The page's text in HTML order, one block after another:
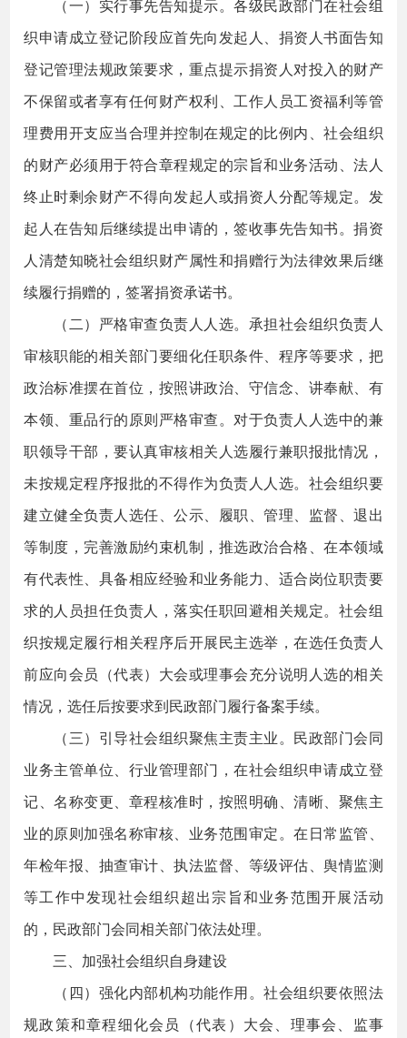
（一）实行事先告知提示。各级民政部门在社会组
织申请成立登记阶段应首先向发起人、捐资人书面告知
登记管理法规政策要求，重点提示捐资人对投入的财产
不保留或者享有任何财产权利、工作人员工资福利等管
理费用开支应当合理并控制在规定的比例内、社会组织
的财产必须用于符合章程规定的宗旨和业务活动、法人
终止时剩余财产不得向发起人或捐资人分配等规定。发
起人在告知后继续提出申请的，签收事先告知书。捐资
人清楚知晓社会组织财产属性和捐赠行为法律效果后继
续履行捐赠的，签署捐资承诺书。
（二）严格审查负责人人选。承担社会组织负责人
审核职能的相关部门要细化任职条件、程序等要求，把
政治标准摆在首位，按照讲政治、守信念、讲奉献、有
本领、重品行的原则严格审查。对于负责人人选中的兼
职领导干部，要认真审核相关人选履行兼职报批情况，
未按规定程序报批的不得作为负责人人选。社会组织要
建立健全负责人选任、公示、履职、管理、监督、退出
等制度，完善激励约束机制，推选政治合格、在本领域
有代表性、具备相应经验和业务能力、适合岗位职责要
求的人员担任负责人，落实任职回避相关规定。社会组
织按规定履行相关程序后开展民主选举，在选任负责人
前应向会员（代表）大会或理事会充分说明人选的相关
情况，选任后按要求到民政部门履行备案手续。
（三）引导社会组织聚焦主责主业。民政部门会同
业务主管单位、行业管理部门，在社会组织申请成立登
记、名称变更、章程核准时，按照明确、清晰、聚焦主
业的原则加强名称审核、业务范围审定。在日常监管、
年检年报、抽查审计、执法监督、等级评估、舆情监测
等工作中发现社会组织超出宗旨和业务范围开展活动
的，民政部门会同相关部门依法处理。
三、加强社会组织自身建设
（四）强化内部机构功能作用。社会组织要依照法
规政策和章程细化会员（代表）大会、理事会、监事